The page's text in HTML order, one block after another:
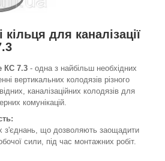
кільця для каналізації
КС 7.3 - одна з найбільш необхідних
вертикальних колодязів різного
каналізаційних колодязів для
комунікацій.
з'єднань, що дозволяють заощадити
сили, під час монтажних робіт.